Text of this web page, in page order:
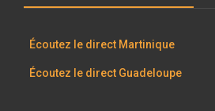
Écoutez le direct Martinique
Écoutez le direct Guadeloupe